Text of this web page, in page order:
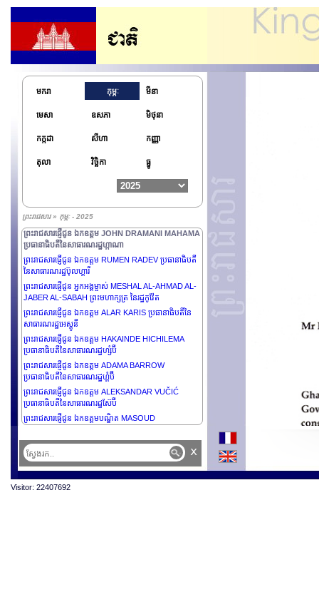
មករា កុម្ភៈ មីនា
មេសា ឧសភា មិថុនា
កក្កដា សីហា កញ្ញា
តុលា វិច្ឆិកា ធ្នូ
ព្រះរាជសារ » កុម្ភៈ - 2025
ព្រះរាជសារផ្ញើជូន ឯកឧត្តម JOHN DRAMANI MAHAMA
ប្រធានាធិបតីនៃសាធារណរដ្ឋហ្កាណា
ព្រះរាជសារផ្ញើជូន ឯកឧត្តម RUMEN RADEV ប្រធានាធិបតី
នៃសាធារណរដ្ឋប៊ុលហ្គារី
ព្រះរាជសារផ្ញើជូន អ្នកអង្គម្ចាស់ MESHAL AL-AHMAD AL-
JABER AL-SABAH ព្រះមហាក្សត្រ នៃរដ្ឋកូវ៉ែត
ព្រះរាជសារផ្ញើជូន ឯកឧត្តម ALAR KARIS ប្រធានាធិបតីនៃ
សាធារណរដ្ឋអេស្តូនី
ព្រះរាជសារផ្ញើជូន ឯកឧត្តម HAKAINDE HICHILEMA
ប្រធានាធិបតីនៃសាធារណរដ្ឋហ្សំប៊ី
ព្រះរាជសារផ្ញើជូន ឯកឧត្តម ADAMA BARROW
ប្រធានាធិបតីនៃសាធារណរដ្ឋហ្គំប៊ី
ព្រះរាជសារផ្ញើជូន ឯកឧត្តម ALEKSANDAR VUČIĆ
ប្រធានាធិបតីនៃសាធារណរដ្ឋស៊ែប៊ី
ព្រះរាជសារផ្ញើជូន ឯកឧត្តមបណ្ឌិត MASOUD
x
Visitor: 22407692